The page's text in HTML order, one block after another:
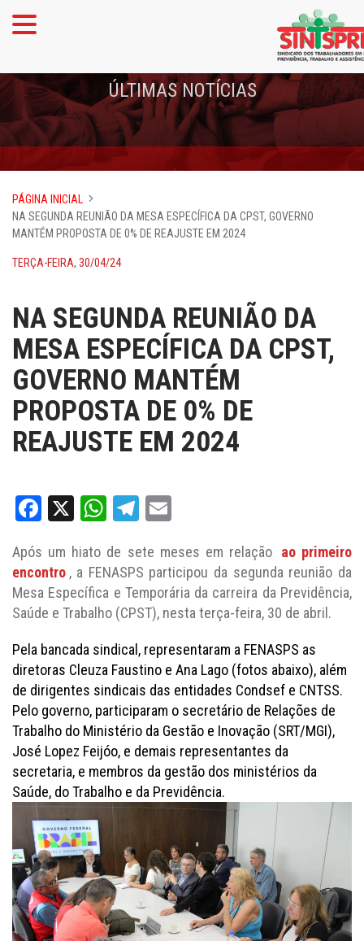
ÚLTIMAS NOTÍCIAS
PÁGINA INICIAL
NA SEGUNDA REUNIÃO DA MESA ESPECÍFICA DA CPST, GOVERNO
MANTÉM PROPOSTA DE 0% DE REAJUSTE EM 2024
TERÇA-FEIRA, 30/04/24
NA SEGUNDA REUNIÃO DA
MESA ESPECÍFICA DA CPST,
GOVERNO MANTÉM
PROPOSTA DE 0% DE
REAJUSTE EM 2024
Facebook
X WhatsApp
Telegram
Após um hiato de sete meses em relação ao primeiro
encontro , a FENASPS participou da segunda reunião da
Mesa Específica e Temporária da carreira da Previdência,
Saúde e Trabalho (CPST), nesta terça-feira, 30 de abril.
Pela bancada sindical, representaram a FENASPS as
diretoras Cleuza Faustino e Ana Lago (fotos abaixo), além
de dirigentes sindicais das entidades Condsef e CNTSS.
Pelo governo, participaram o secretário de Relações de
Trabalho do Ministério da Gestão e Inovação (SRT/MGI),
José Lopez Feijóo, e demais representantes da
secretaria, e membros da gestão dos ministérios da
Saúde, do Trabalho e da Previdência.